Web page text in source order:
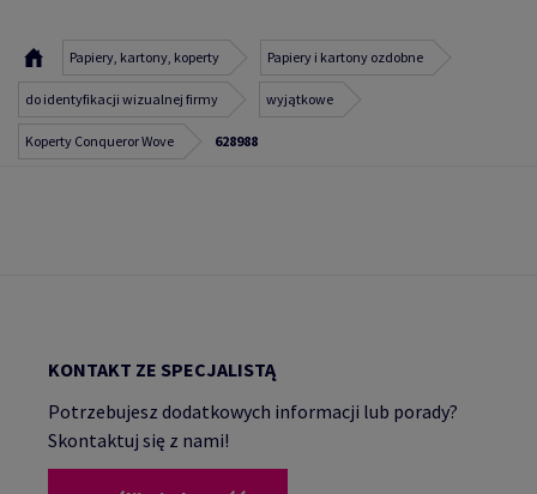
Papiery, kartony, koperty Papiery i kartony ozdobne
do identyfikacji wizualnej firmy wyjątkowe
Koperty Conqueror Wove 628988
KONTAKT ZE SPECJALISTĄ
Potrzebujesz dodatkowych informacji lub porady?
Skontaktuj się z nami!